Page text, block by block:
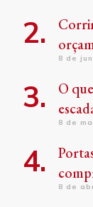
8 de
O
8 de
8 de